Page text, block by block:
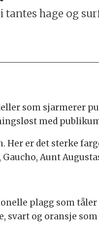
hage og
som sjarmerer
med
er det sterke
Aunt
plagg som
svart og oransje